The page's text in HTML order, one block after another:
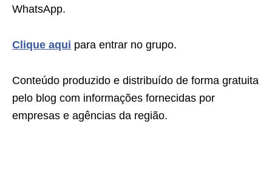
WhatsApp.
Clique aqui para entrar no grupo.
Conteúdo produzido e distribuído de forma gratuita
pelo blog com informações fornecidas por
empresas e agências da região.